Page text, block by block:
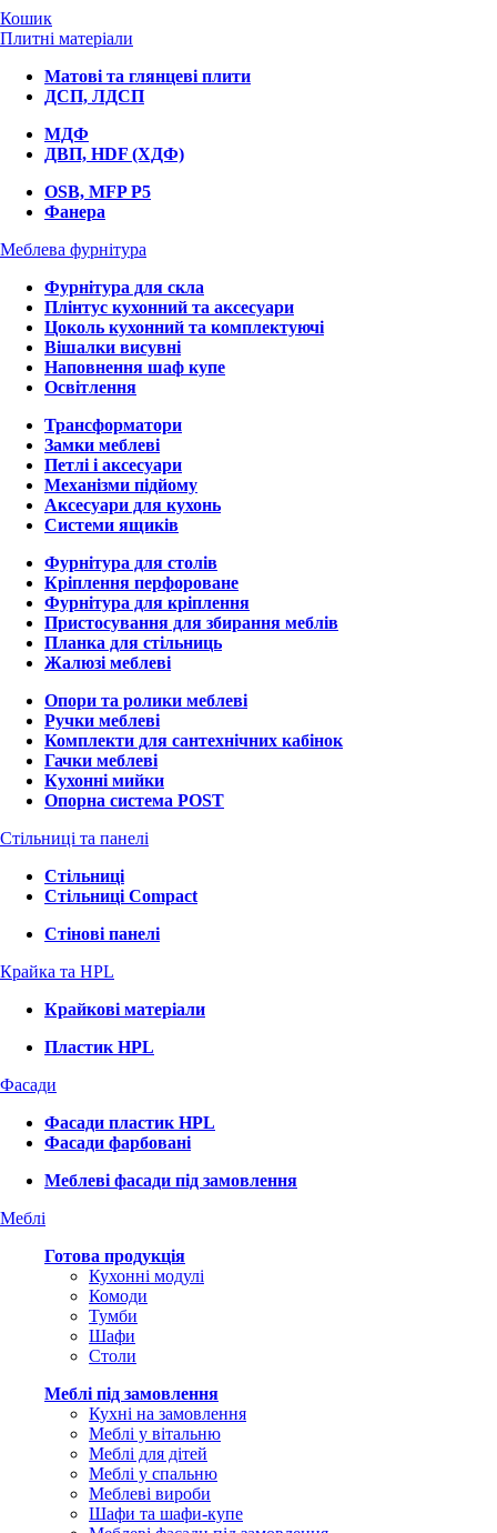
Кошик
Плитні матеріали
Матові та глянцеві плити
ДСП, ЛДСП
МДФ
ДВП, HDF (ХДФ)
OSB, MFP P5
Фанера
Меблева фурнітура
Фурнітура для скла
Плінтус кухонний та аксесуари
Цоколь кухонний та комплектуючі
Вішалки висувні
Наповнення шаф купе
Освітлення
Трансформатори
Замки меблеві
Петлі і аксесуари
Механізми підйому
Аксесуари для кухонь
Системи ящиків
Фурнітура для столів
Кріплення перфороване
Фурнітура для кріплення
Пристосування для збирання меблів
Планка для стільниць
Жалюзі меблеві
Опори та ролики меблеві
Ручки меблеві
Комплекти для сантехнічних кабінок
Гачки меблеві
Кухонні мийки
Опорна система POST
Стільниці та панелі
Стільниці
Стільниці Compact
Стінові панелі
Крайка та HPL
Крайкові матеріали
Пластик HPL
Фасади
Фасади пластик HPL
Фасади фарбовані
Меблеві фасади під замовлення
Меблі
Готова продукція
Кухонні модулі
Комоди
Тумби
Шафи
Столи
Меблі під замовлення
Кухні на замовлення
Меблі у вітальню
Меблі для дітей
Меблі у спальню
Меблеві вироби
Шафи та шафи-купе